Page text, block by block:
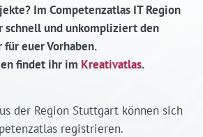
Im Competenzatlas IT Region
und unkompliziert den
euer Vorhaben.
findet ihr im Kreativatlas.
der Region Stuttgart können sich
registrieren.